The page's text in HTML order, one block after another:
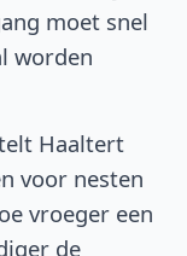
moet snel
worden
Haaltert
voor nesten
vroeger een
de